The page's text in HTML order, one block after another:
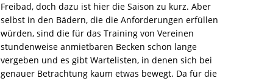
Freibad, doch dazu ist hier die Saison zu kurz. Aber
selbst in den Bädern, die die Anforderungen erfüllen
würden, sind die für das Training von Vereinen
stundenweise anmietbaren Becken schon lange
vergeben und es gibt Wartelisten, in denen sich bei
genauer Betrachtung kaum etwas bewegt. Da für die